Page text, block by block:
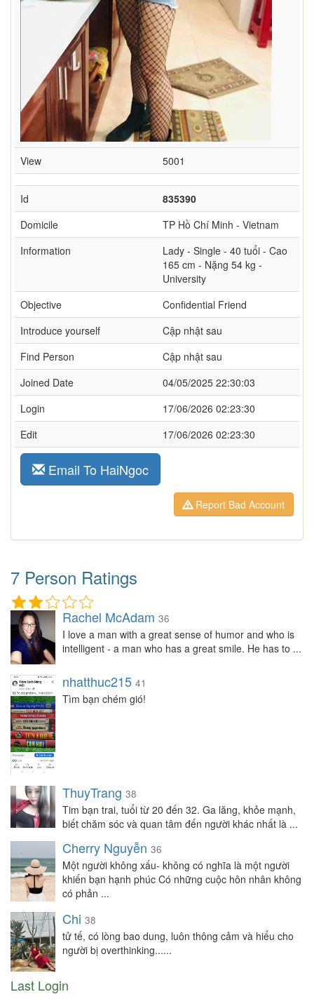
View 5001
Id
835390
Domicile
TP Hồ Chí Minh - Vietnam
Information
Lady - Single - 40 tuổi - Cao
165 cm - Nặng 54 kg -
University
Objective
Confidential Friend
Introduce yourself
Cập nhật sau
Find Person
Cập nhật sau
Joined Date
04/05/2025 22:30:03
Login
17/06/2026 02:23:30
Edit
17/06/2026 02:23:30
Email To HaiNgoc
Report Bad Account
7 Person Ratings
Rachel McAdam 36
I love a man with a great sense of humor and who is
intelligent - a man who has a great smile. He has to ...
nhatthuc215 41
Tìm bạn chém gió!
ThuyTrang 38
Tim bạn trai, tuổi từ 20 đến 32. Ga lăng, khỏe mạnh,
biết chăm sóc và quan tâm đến người khác nhất là ...
Cherry Nguyễn 36
Một người không xấu- không có nghĩa là một người
khiến bạn hạnh phúc Có những cuộc hôn nhân không
có phản ...
Chi 38
tử tế, có lòng bao dung, luôn thông cảm và hiểu cho
người bị overthinking......
Last Login